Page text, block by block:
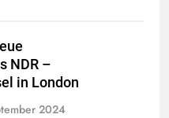
NDR –
in London
2024